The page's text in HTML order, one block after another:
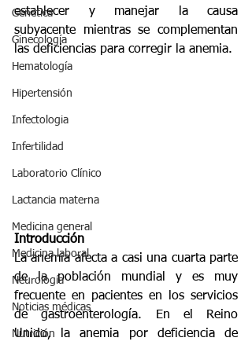
Genética
Ginecología
Hematología
Hipertensión
Infectologia
Infertilidad
Laboratorio Clínico
Lactancia materna
Medicina general
Medicina laboral
Neurología
Noticias médicas
Nutrición
establecer y manejar la causa
subyacente mientras se complementan
las deficiencias para corregir la anemia.
Introducción
La anemia afecta a casi una cuarta parte
de la población mundial y es muy
frecuente en pacientes en los servicios
de gastroenterología. En el Reino
Unido, la anemia por deficiencia de